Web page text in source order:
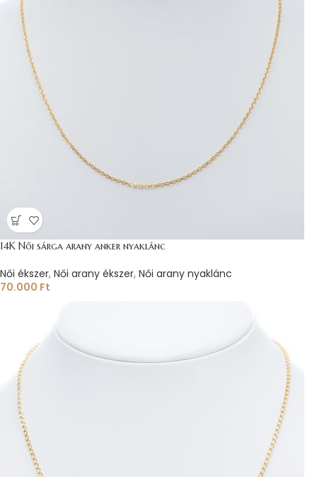
14K Női sárga arany anker nyaklánc
Női ékszer, Női arany ékszer, Női arany nyaklánc
70.000 Ft